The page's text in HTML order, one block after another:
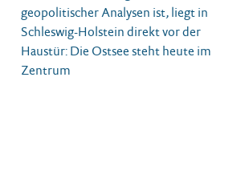
geopolitischer Analysen ist, liegt in
Schleswig-Holstein direkt vor der
Haustür: Die Ostsee steht heute im
Zentrum